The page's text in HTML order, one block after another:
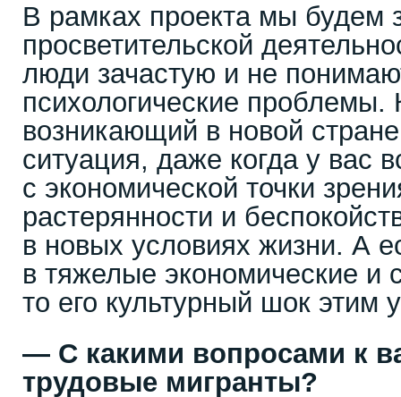
В рамках проекта мы будем
просветительской
люди зачастую и не
психологические проблемы.
возникающий в новой
ситуация, даже когда у вас
с экономической точки
растерянности и
в новых условиях жизни. А
в тяжелые экономические и
то его культурный шок этим
— С какими вопросами к
трудовые мигранты?